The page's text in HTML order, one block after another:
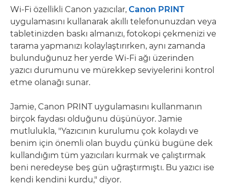
Wi-Fi özellikli Canon yazıcılar, Canon PRINT
uygulamasını kullanarak akıllı telefonunuzdan veya
tabletinizden baskı almanızı, fotokopi çekmenizi ve
tarama yapmanızı kolaylaştırırken, aynı zamanda
bulunduğunuz her yerde Wi-Fi ağı üzerinden
yazıcı durumunu ve mürekkep seviyelerini kontrol
etme olanağı sunar.
Jamie, Canon PRINT uygulamasını kullanmanın
birçok faydası olduğunu düşünüyor. Jamie
mutlulukla, "Yazıcının kurulumu çok kolaydı ve
benim için önemli olan buydu çünkü bugüne dek
kullandığım tüm yazıcıları kurmak ve çalıştırmak
beni neredeyse beş gün uğraştırmıştı. Bu yazıcı ise
kendi kendini kurdu," diyor.